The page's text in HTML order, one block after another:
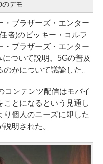
のデモ
ブラザーズ・エンター
者)のビッキー・コルフ
・ブラザーズ・エンター
ついて説明。5Gの普及
かについて議論した。
ンテンツ配信はモバイ
ことになるという見通し
り個人のニーズに即した
明された。